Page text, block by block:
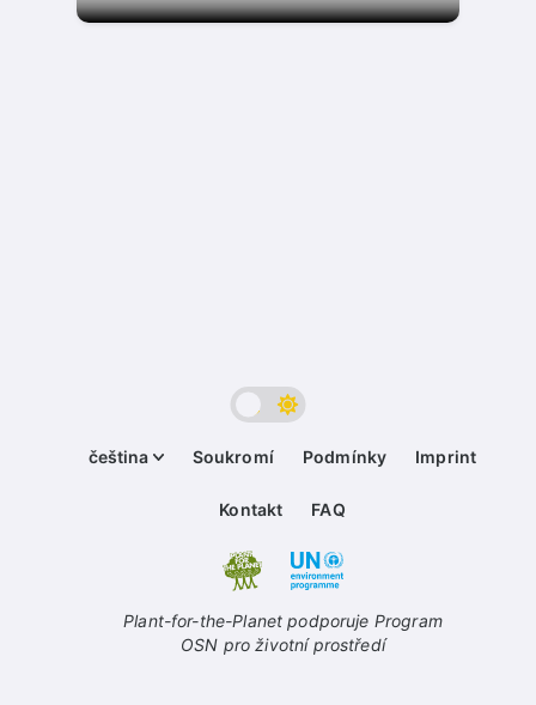
čeština Soukromí Podmínky Imprint
Kontakt FAQ
Plant-for-the-Planet podporuje Program
OSN pro životní prostředí